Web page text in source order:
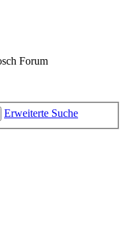
Forum
Erweiterte Suche